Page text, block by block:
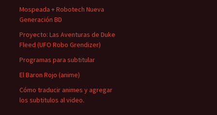
Mospeada + Robotech Nueva
Generación BD
Proyecto: Las Aventuras de Duke
Fleed (UFO Robo Grendizer)
Programas para subtitular
El Baron Rojo (anime)
Cómo traducir animes y agregar
los subtitulos al video.